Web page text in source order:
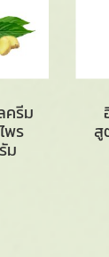
ครีม
พร
ม
สู